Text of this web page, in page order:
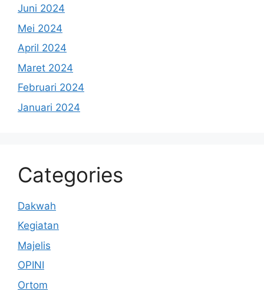
Juni 2024
Mei 2024
April 2024
Maret 2024
Februari 2024
Januari 2024
Categories
Dakwah
Kegiatan
Majelis
OPINI
Ortom